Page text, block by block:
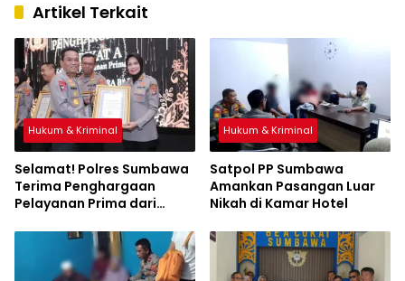
Artikel Terkait
Hukum & Kriminal
Selamat! Polres Sumbawa
Terima Penghargaan
Pelayanan Prima dari
Hukum & Kriminal
Satpol PP Sumbawa
Amankan Pasangan Luar
Nikah di Kamar Hotel